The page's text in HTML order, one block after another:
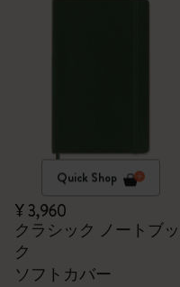
Quick Shop
¥ 3,960
クラシック ノートブッ
ク
ソフトカバー